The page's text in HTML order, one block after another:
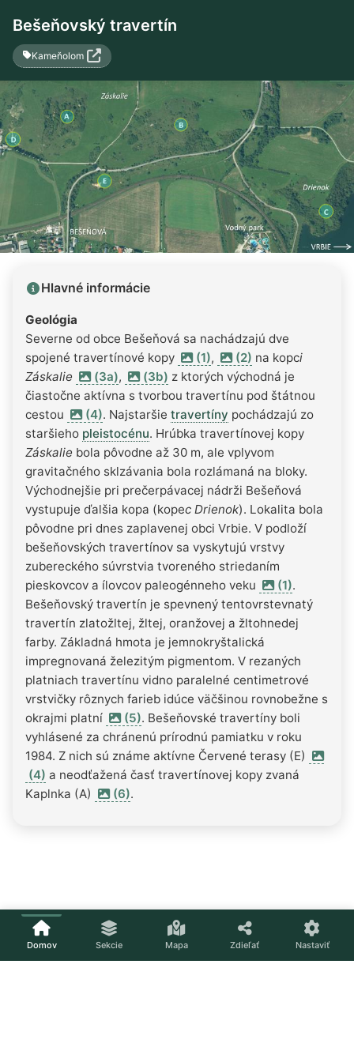
Bešeňovský travertín
Kameňolom
Hlavné informácie
Geológia
Severne od obce Bešeňová sa nachádzajú dve
spojené travertínové kopy
(1), (2) na kopci
Záskalie
(3a), (3b) z ktorých východná je
čiastočne aktívna s tvorbou travertínu pod štátnou
cestou
(4). Najstaršie travertíny pochádzajú zo
staršieho pleistocénu. Hrúbka travertínovej kopy
Záskalie bola pôvodne až 30 m, ale vplyvom
gravitačného sklzávania bola rozlámaná na bloky.
Východnejšie pri prečerpávacej nádrži Bešeňová
vystupuje ďalšia kopa (kopec Drienok). Lokalita bola
pôvodne pri dnes zaplavenej obci Vrbie. V podloží
bešeňovských travertínov sa vyskytujú vrstvy
zubereckého súvrstvia tvoreného striedaním
pieskovcov a ílovcov paleogénneho veku
(1).
Bešeňovský travertín je spevnený tentovrstevnatý
travertín zlatožltej, žltej, oranžovej a žltohnedej
farby. Základná hmota je jemnokryštalická
impregnovaná železitým pigmentom. V rezaných
platniach travertínu vidno paralelné centimetrové
vrstvičky rôznych farieb idúce väčšinou rovnobežne s
okrajmi platní
(5). Bešeňovské travertíny boli
vyhlásené za chránenú prírodnú pamiatku v roku
1984. Z nich sú známe aktívne Červené terasy (E)
(4) a neodťažená časť travertínovej kopy zvaná
Kaplnka (A)
(6).
Domov Sekcie Mapa Zdieľať Nastaviť